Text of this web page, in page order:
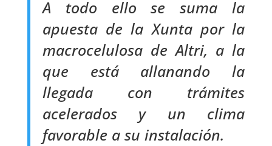
A todo ello se suma la
apuesta de la Xunta por la
macrocelulosa de Altri, a la
que está allanando la
llegada con trámites
acelerados y un clima
favorable a su instalación.